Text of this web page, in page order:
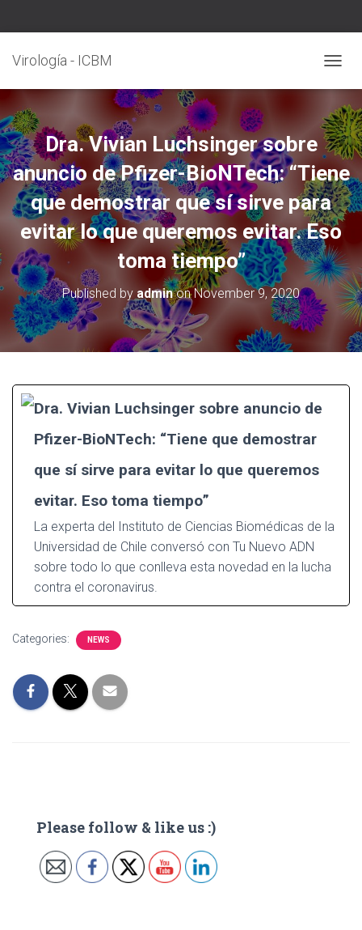
Virología - ICBM
O
G
L
E
A
V
I
G
A
T
I
Dra. Vivian Luchsinger sobre
anuncio de Pfizer-BioNTech: “Tiene
que demostrar que sí sirve para
evitar lo que queremos evitar. Eso
toma tiempo”
Published by adminonNovember 9, 2020
Dra. Vivian Luchsinger sobre anuncio de
Pfizer-BioNTech: “Tiene que demostrar
que sí sirve para evitar lo que queremos
evitar. Eso toma tiempo”
La experta del Instituto de Ciencias Biomédicas de la
Universidad de Chile conversó con Tu Nuevo ADN
sobre todo lo que conlleva esta novedad en la lucha
contra el coronavirus.
Categories: NEWS
Please follow & like us :)